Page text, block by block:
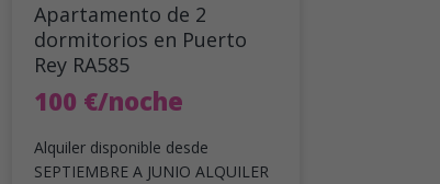
Apartamento de 2
dormitorios en Puerto
Rey RA585
100 €/noche
Alquiler disponible desde
SEPTIEMBRE A JUNIO ALQUILER